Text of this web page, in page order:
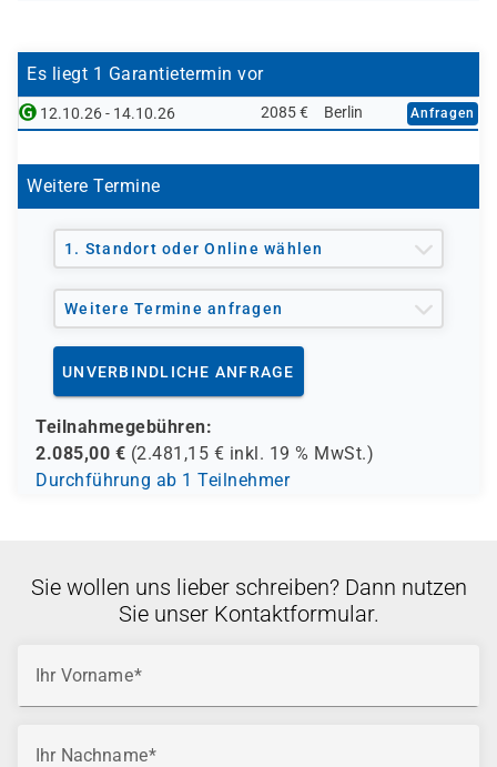
Quereinsteiger
in die Windows-Automatisierung
IT-Supportmitarbeiter
möchten
Es liegt 1 Garantietermin vor
12.10.26 - 14.10.26 2085 € Berlin Anfragen
Weitere Termine
1. Standort oder Online wählen
Weitere Termine anfragen
UNVERBINDLICHE ANFRAGE
Teilnahmegebühren:
2.085,00 € (2.481,15 € inkl. 19 % MwSt.)
Durchführung ab 1 Teilnehmer
Sie wollen uns lieber schreiben? Dann nutzen
Sie unser Kontaktformular.
Ihr Vorname
Ihr Nachname